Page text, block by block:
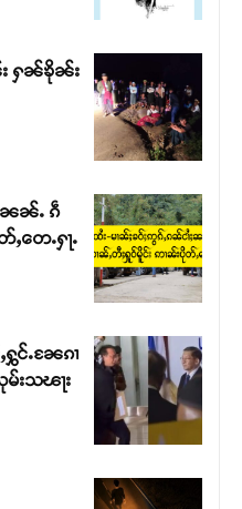
ၵူႈတီႈၵူႈလႅၼ်ပေႃးတေၸွ
ႈႁူမ်ႈၵမ်ႉထႅမ် ၸုမ်းၶၢ
Now
း ႁၼ်ၶိုၼ်း
ၼၼ်ႉ ၵဵ
တေႉႁႃႉ
င်ႉၼႄၵၢ
းသၽႃး